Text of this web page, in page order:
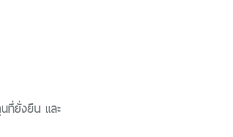
ที่ยั่งยืน และ